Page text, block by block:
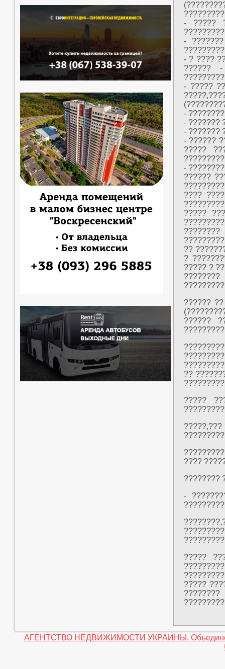
- ?????
-
- ? ????
??????
- ?????
-
- ???????
- ???????
- ??????
?????
-
??????
????
?????
??
?
????? ?
??????
??????
??
?????
????
????????
-
?????
?????
АГЕНТСТВО НЕДВИЖИМОСТИ УКРАИНЫ.